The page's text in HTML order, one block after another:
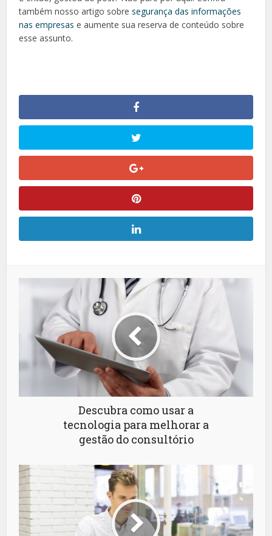
também nosso artigo sobresegurança das informações
nas empresas e aumente sua reserva de conteúdo sobre
esse assunto.
Descubra como usar a
tecnologia para melhorar a
gestão do consultório